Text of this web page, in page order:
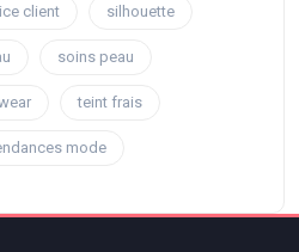
client silhouette
soins peau
teint frais
mode